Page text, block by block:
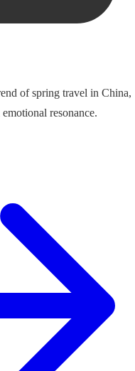
of spring travel in China,
resonance.